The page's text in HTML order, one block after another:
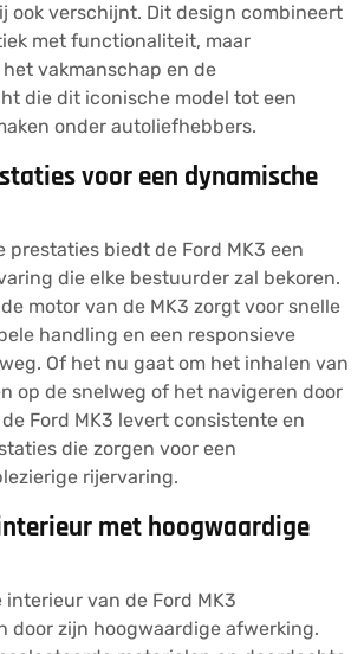
ook verschijnt. Dit design combineert
met functionaliteit, maar
vakmanschap en de
die dit iconische model tot een
onder autoliefhebbers.
voor een dynamische
prestaties biedt de Ford MK3 een
die elke bestuurder zal bekoren.
motor van de MK3 zorgt voor snelle
handling en een responsieve
Of het nu gaat om het inhalen van
op de snelweg of het navigeren door
Ford MK3 levert consistente en
die zorgen voor een
rijervaring.
met hoogwaardige
van de Ford MK3
door zijn hoogwaardige afwerking.